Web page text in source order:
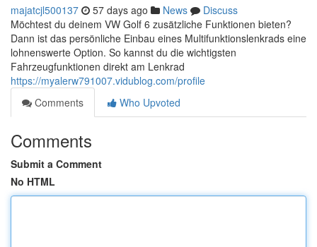
majatcjl500137 57 days ago News
Discuss
Möchtest du deinem VW Golf 6 zusätzliche Funktionen bieten?
Dann ist das persönliche Einbau eines Multifunktionslenkrads eine
lohnenswerte Option. So kannst du die wichtigsten
Fahrzeugfunktionen direkt am Lenkrad
https://myalerw791007.vidublog.com/profile
Comments
Who Upvoted
Comments
Submit a Comment
No HTML